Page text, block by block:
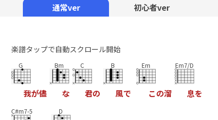
通常ver 初心者ver
楽譜タップで自動スクロール開始
G
我が儘
Bm
な
C
君の
B
風で
Em
この溜
Em7/D
息を
C#m7-5 D